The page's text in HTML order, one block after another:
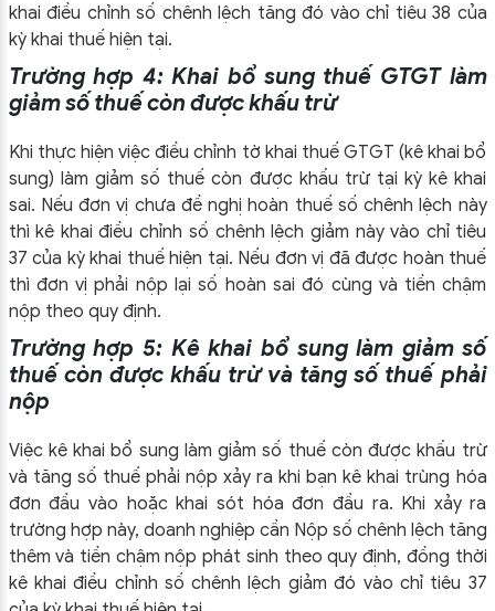
khai điều chỉnh số chênh lệch tăng đó vào chỉ tiêu 38 của
kỳ khai thuế hiện tại.
Trường hợp 4: Khai bổ sung thuế GTGT làm
giảm số thuế còn được khấu trừ
Khi thực hiện việc điều chỉnh tờ khai thuế GTGT (kê khai bổ
sung) làm giảm số thuế còn được khấu trừ tại kỳ kê khai
sai. Nếu đơn vị chưa đề nghị hoàn thuế số chênh lệch này
thì kê khai điều chỉnh số chênh lệch giảm này vào chỉ tiêu
37 của kỳ khai thuế hiện tại. Nếu đơn vị đã được hoàn thuế
thì đơn vị phải nộp lại số hoàn sai đó cùng và tiền chậm
nộp theo quy định.
Trường hợp 5: Kê khai bổ sung làm giảm số
thuế còn được khấu trừ và tăng số thuế phải
nộp
Việc kê khai bổ sung làm giảm số thuế còn được khấu trừ
và tăng số thuế phải nộp xảy ra khi bạn kê khai trùng hóa
đơn đầu vào hoặc khai sót hóa đơn đầu ra. Khi xảy ra
trường hợp này, doanh nghiệp cần Nộp số chênh lệch tăng
thêm và tiền chậm nộp phát sinh theo quy định, đồng thời
kê khai điều chỉnh số chênh lệch giảm đó vào chỉ tiêu 37